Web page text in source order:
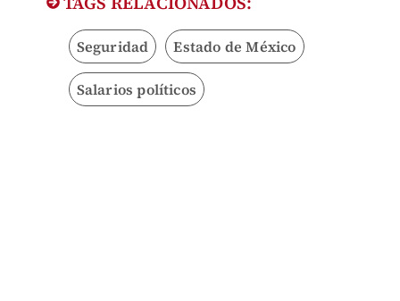
Seguridad Estado de México
Salarios políticos